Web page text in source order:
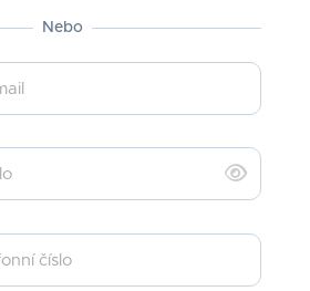
Nebo
číslo
na registraci